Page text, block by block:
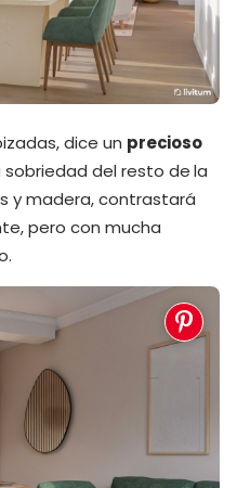
dice un precioso
sobriedad del resto de la
y madera, contrastará
pero con mucha